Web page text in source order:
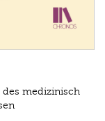
medizinisch